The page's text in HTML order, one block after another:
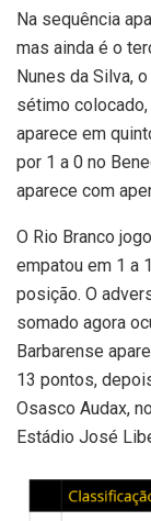
Na sequência
mas ainda é o
Nunes da Silva,
sétimo
aparece em
por 1 a 0 no
aparece com
O Rio Branco
empatou em 1 a
posição. O
somado agora
Barbarense
13 pontos,
Osasco Audax,
Estádio José